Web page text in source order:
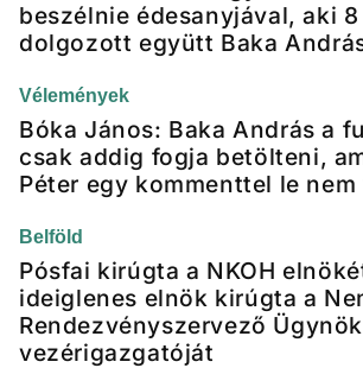
beszélnie édesanyjával, aki
dolgozott együtt Baka
Vélemények
Bóka János: Baka András a
csak addig fogja betölteni,
Péter egy kommenttel le
Belföld
Pósfai kirúgta a NKOH
ideiglenes elnök kirúgta a
Rendezvényszervező
vezérigazgatóját